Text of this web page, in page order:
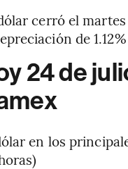
cerró el
de
24 de
en los